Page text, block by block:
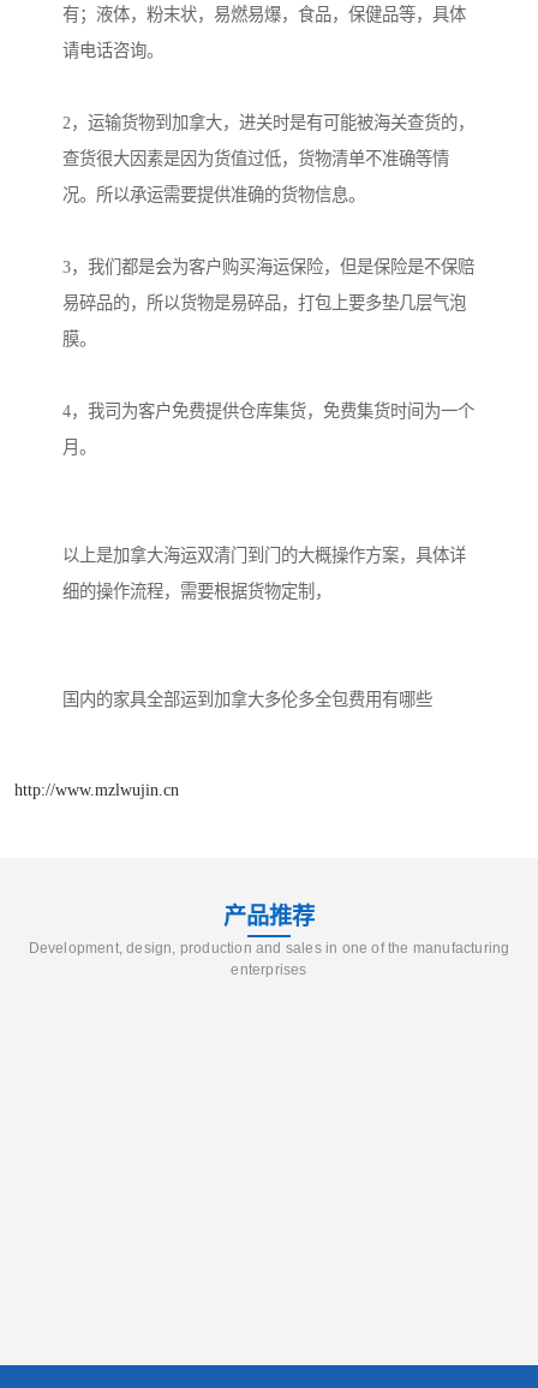
有；液体，粉末状，易燃易爆，食品，保健品等，具体
请电话咨询。
2，运输货物到加拿大，进关时是有可能被海关查货的，
查货很大因素是因为货值过低，货物清单不准确等情
况。所以承运需要提供准确的货物信息。
3，我们都是会为客户购买海运保险，但是保险是不保赔
易碎品的，所以货物是易碎品，打包上要多垫几层气泡
膜。
4，我司为客户免费提供仓库集货，免费集货时间为一个
月。
以上是加拿大海运双清门到门的大概操作方案，具体详
细的操作流程，需要根据货物定制，
http://www.mzlwujin.cn
产品推荐
Development, design, production and sales in one of the manufacturing
enterprises